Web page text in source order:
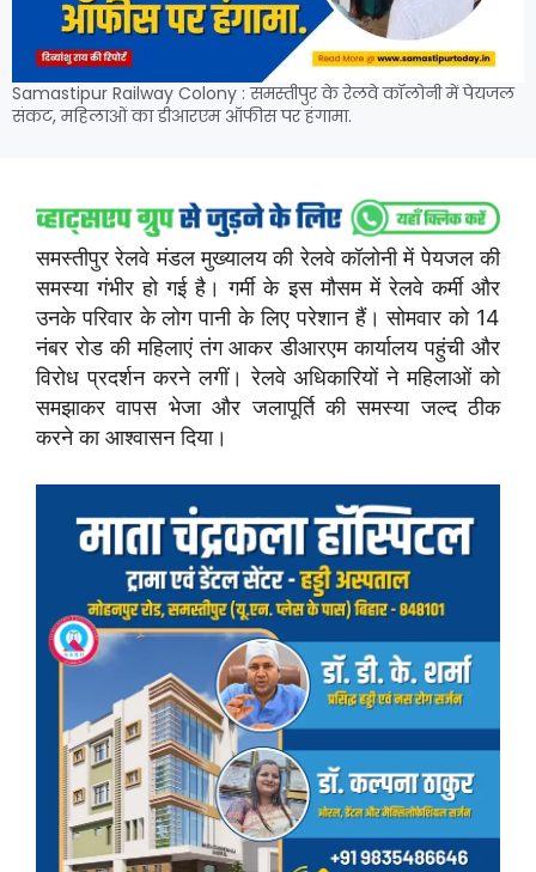
Samastipur Railway Colony : समस्तीपुर के रेलवे कॉलोनी में पेयजल
संकट, महिलाओं का डीआरएम ऑफीस पर हंगामा.
समस्तीपुर रेलवे मंडल मुख्यालय की रेलवे कॉलोनी में पेयजल की
समस्या गंभीर हो गई है। गर्मी के इस मौसम में रेलवे कर्मी और
उनके परिवार के लोग पानी के लिए परेशान हैं। सोमवार को 14
नंबर रोड की महिलाएं तंग आकर डीआरएम कार्यालय पहुंची और
विरोध प्रदर्शन करने लगीं। रेलवे अधिकारियों ने महिलाओं को
समझाकर वापस भेजा और जलापूर्ति की समस्या जल्द ठीक
करने का आश्वासन दिया।